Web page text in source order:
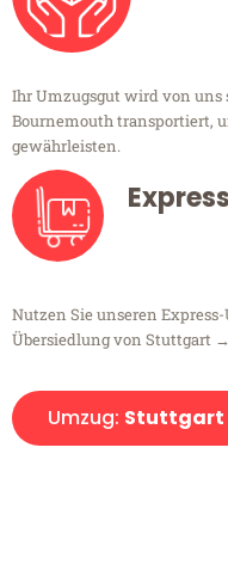
Ihr Umzugsgut wird von
Bournemouth transportiert,
gewährleisten.
Nutzen Sie unseren
Übersiedlung von Stuttgart
Umzug: Stuttgart